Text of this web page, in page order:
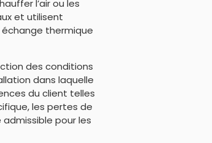
l’air ou les
et utilisent
thermique
des conditions
dans laquelle
du client telles
les pertes de
pour les